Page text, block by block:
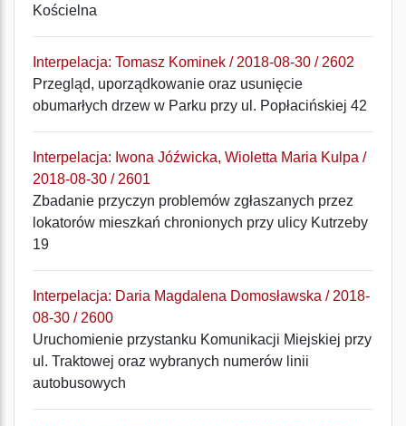
Kościelna
Interpelacja: Tomasz Kominek / 2018-08-30 / 2602
Przegląd, uporządkowanie oraz usunięcie
obumarłych drzew w Parku przy ul. Popłacińskiej 42
Interpelacja: Iwona Jóźwicka, Wioletta Maria Kulpa /
2018-08-30 / 2601
Zbadanie przyczyn problemów zgłaszanych przez
lokatorów mieszkań chronionych przy ulicy Kutrzeby
19
Interpelacja: Daria Magdalena Domosławska / 2018-
08-30 / 2600
Uruchomienie przystanku Komunikacji Miejskiej przy
ul. Traktowej oraz wybranych numerów linii
autobusowych